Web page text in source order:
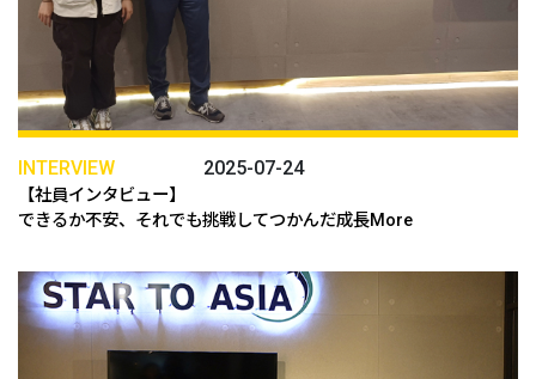
INTERVIEW 2025-07-24
【社員インタビュー】
できるか不安、それでも挑戦してつかんだ成長More